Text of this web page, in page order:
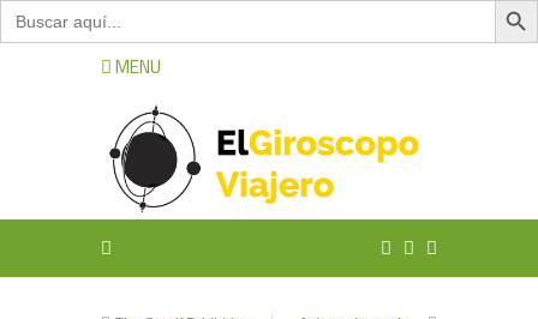
Buscar:
MENU